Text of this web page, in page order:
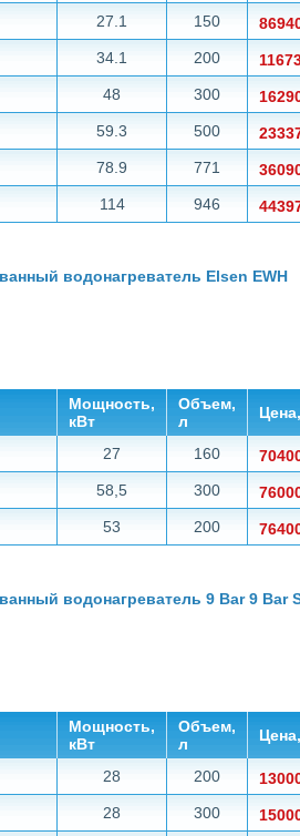
27.1 150
34.1 200
48 300
59.3 500
78.9 771
114 946
водонагреватель Elsen EWH
Мощность,
кВт
Объем,
л
27 160
58,5 300
53 200
водонагреватель 9 Bar 9 Bar
Мощность,
кВт
Объем,
л
28 200
28 300